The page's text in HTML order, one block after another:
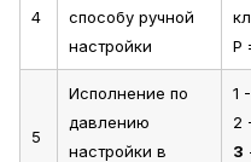
4
способу ручной
настройки
Р
5
Исполнение по
давлению
настройки в
1
2
3